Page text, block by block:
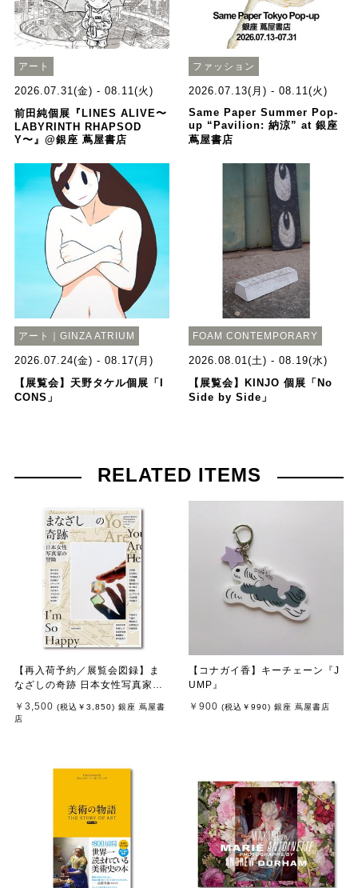
アート
2026.07.31(金) - 08.11(火)
前田純個展『LINES ALIVE〜
LABYRINTH RHAPSOD
Y〜』@銀座 蔦屋書店
ファッション
2026.07.13(月) - 08.11(火)
Same Paper Summer Pop-
up “Pavilion: 納涼” at 銀座
蔦屋書店
アート｜GINZA ATRIUM
2026.07.24(金) - 08.17(月)
【展覧会】天野タケル個展「I
CONS」
FOAM CONTEMPORARY
2026.08.01(土) - 08.19(水)
【展覧会】KINJO 個展「No
Side by Side」
RELATED ITEMS
【再入荷予約／展覧会図録】ま
なざしの奇跡 日本女性写真家の
￥3,500 (税込 ￥3,850) 銀座 蔦屋書
店
【コナガイ香】キーチェーン『J
UMP』
￥900 (税込 ￥990) 銀座 蔦屋書店